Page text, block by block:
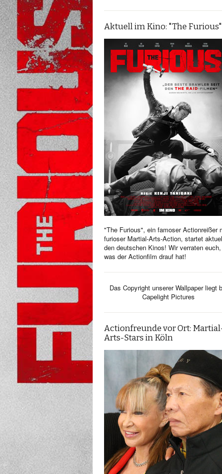
Aktuell im Kino: "The Furious"
"The Furious", ein famoser Actionreißer
furioser Martial-Arts-Action, startet
den deutschen Kinos! Wir verraten euch,
was der Actionfilm drauf hat!
Das Copyright unserer Wallpaper liegt
Capelight Pictures
Actionfreunde vor Ort:
Arts-Stars in Köln